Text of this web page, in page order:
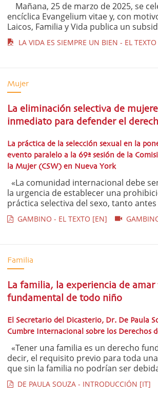
Mañana, 25 de marzo de 2025, se
encíclica Evangelium vitae y, con
Laicos, Familia y Vida publica un
LA VIDA ES SIEMPRE UN BIEN - EL TEXTO
Mujer
La eliminación selectiva de
inmediato para defender el
La práctica de la selección sexual en la
evento paralelo a la 69ª sesión de la
la Mujer (CSW) en Nueva York
«La comunidad internacional debe
la urgencia de establecer una
práctica selectiva del sexo, tanto
GAMBINO - EL TEXTO [EN]
Familia
La familia, la experiencia de
fundamental de todo niño
El Secretario del Dicasterio, Dr. De Paula
Cumbre Internacional sobre los Derechos
«Tener una familia es un derecho
decir, el requisito previo para toda
que sin la familia no podrían ser
DE PAULA SOUZA - INTRODUCCIÓN [IT]